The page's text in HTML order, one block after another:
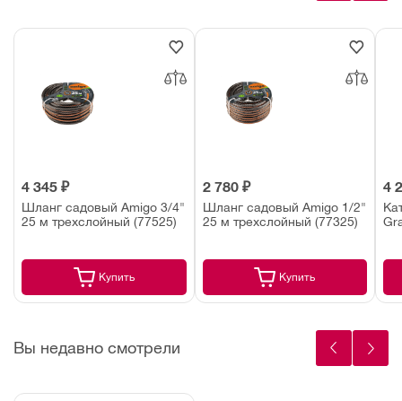
4 345 ₽
Шланг садовый Amigo 3/4"
25 м трехслойный (77525)
Купить
2 780 ₽
Шланг садовый Amigo 1/2"
25 м трехслойный (77325)
Купить
4
Вы недавно смотрели